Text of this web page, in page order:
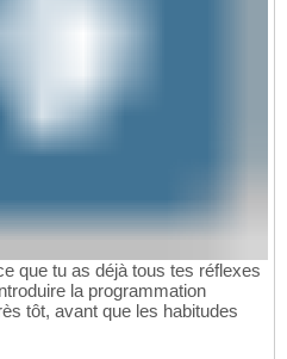
que tu as déjà tous tes réflexes
la programmation
tôt, avant que les habitudes